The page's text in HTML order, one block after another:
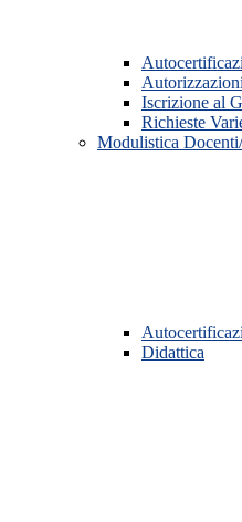
Iscrizione al
Richieste
Modulistica
Didattica